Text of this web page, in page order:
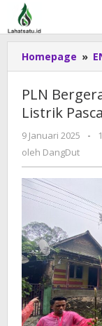
Lewati
konten
Homepage »
PLN
Listrik
9 Januari 2025 -
oleh DangDut